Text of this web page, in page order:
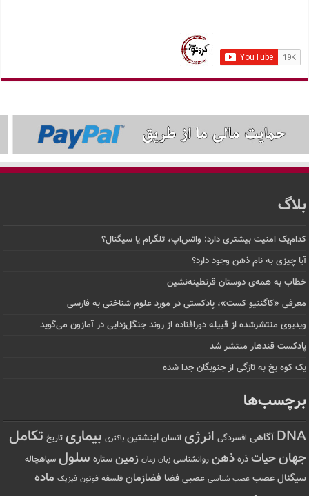
بلاگ
کدام‌یک امنیت بیشتری دارد: واتس‌اپ، تلگرام یا سیگنال؟
آیا چیزی به نام ذهن وجود دارد؟
خطاب به همه‌ی دوستان قرنطینه‌نشین
معرفی «کاگنتیو کست»، پادکستی در مورد علوم شناختی به فارسی
ویدیوی منتشرشده از قبیله دورافتاده‌ از روند جنگل‌زدایی در آمازون می‌گوید
پادکست قندهار منتشر شد
یک کوه یخ به تازگی از جنوبگان جدا شده
برچسب‌ها
DNA آگاهی افسردگی انرژی انسان اینشتین باکتری بیماری تاریخ تکامل
جهانحیات ذره ذهن روانشناسی زبان زمان زمین ستاره سلول سیاهچاله
سیگنال عصب عصب شناسی عصبی فضا فضازمان فلسفه فوتون فیزیک ماده